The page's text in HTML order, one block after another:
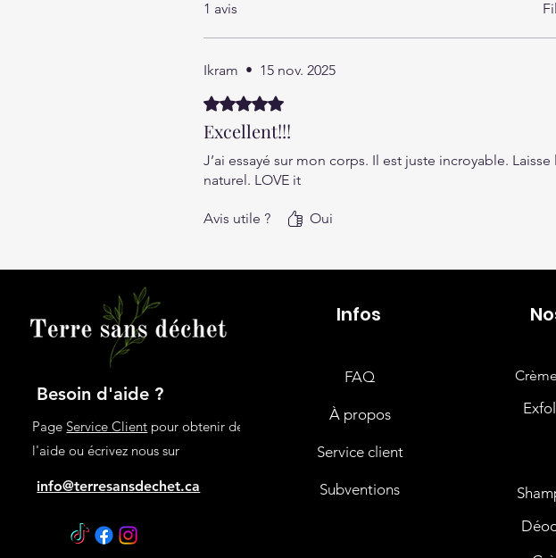
1 avis
Ikram • 15 nov. 2025
Noté 5 sur 5.
Excellent!!!
J’ai essayé sur mon corps. Il est juste incroyable.
naturel. LOVE it
Avis utile ? Oui
Besoin d'aide ?
Page Service Client pour obtenir de
l'aide ou écrivez nous sur
info@terresansdechet.ca
Infos
FAQ
À propos
Service client
Subventions